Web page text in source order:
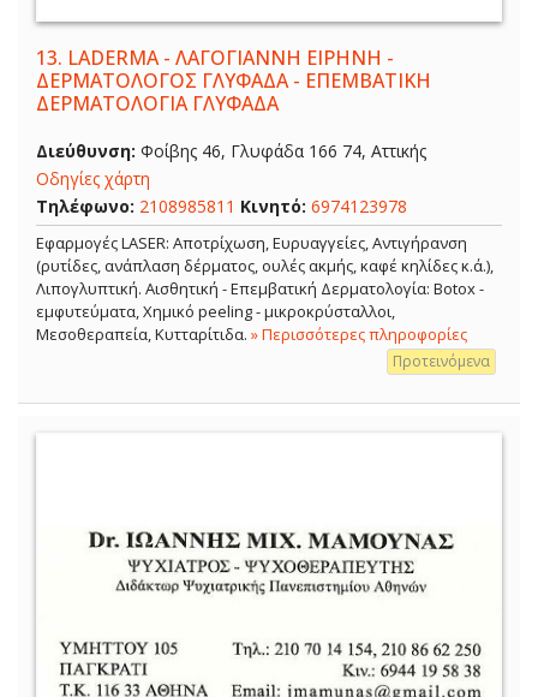
13. LADERMA - ΛΑΓΟΓΙΑΝΝΗ ΕΙΡΗΝΗ -
ΔΕΡΜΑΤΟΛΟΓΟΣ ΓΛΥΦΑΔΑ - ΕΠΕΜΒΑΤΙΚΗ
ΔΕΡΜΑΤΟΛΟΓΙΑ ΓΛΥΦΑΔΑ
Διεύθυνση: Φοίβης 46, Γλυφάδα 166 74, Αττικής
Οδηγίες χάρτη
Τηλέφωνο: 2108985811 Κινητό: 6974123978
Εφαρμογές LASER: Αποτρίχωση, Ευρυαγγείες, Αντιγήρανση
(ρυτίδες, ανάπλαση δέρματος, ουλές ακμής, καφέ κηλίδες κ.ά.),
Λιπογλυπτική. Αισθητική - Επεμβατική Δερματολογία: Botox -
εμφυτεύματα, Χημικό peeling - μικροκρύσταλλοι,
Μεσοθεραπεία, Κυτταρίτιδα. » Περισσότερες πληροφορίες
Προτεινόμενα